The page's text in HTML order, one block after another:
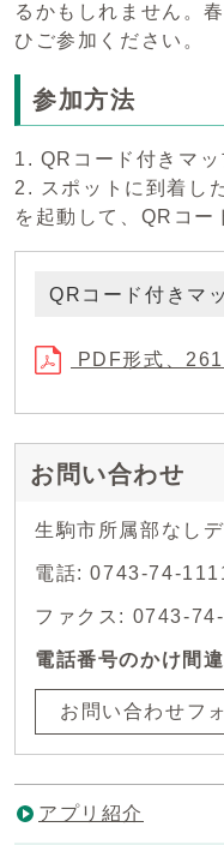
るかもしれません。
ひご参加ください。
参加方法
1. QRコード付きマッ
2. スポットに到着し
を起動して、QRコー
QRコード付きマ
PDF形式、
お問い合わせ
生駒市所属部なし
電話: 0743-74-
ファクス: 0743-
電話番号のかけ間
お問い合わせフ
アプリ紹介